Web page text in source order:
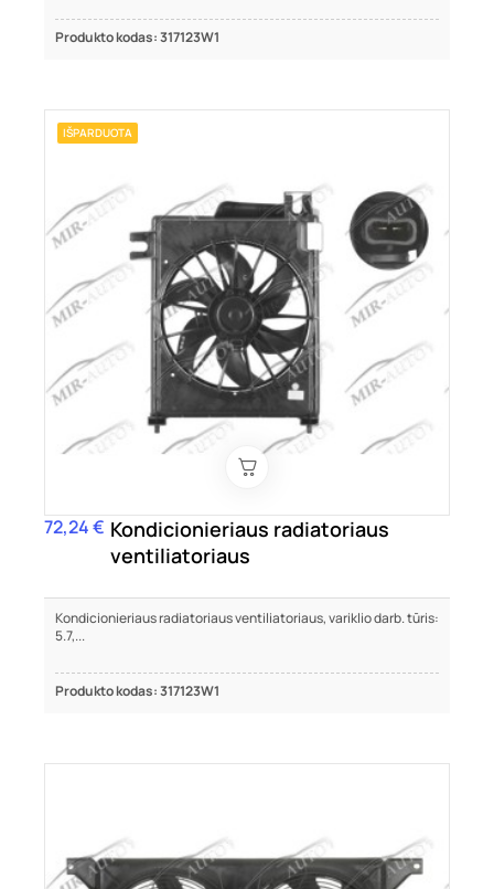
Produkto kodas: 317123W1
IŠPARDUOTA
Kaina
72,24 € Kondicionieriaus radiatoriaus
ventiliatoriaus
Kondicionieriaus radiatoriaus ventiliatoriaus, variklio darb. tūris:
5.7,...
Produkto kodas: 317123W1